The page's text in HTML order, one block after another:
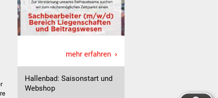
mehr erfahren
Hallenbad: Saisonstart und
Webshop